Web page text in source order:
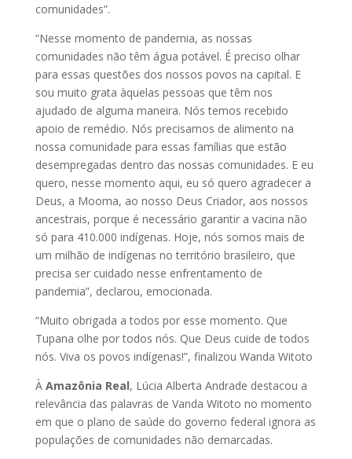
comunidades”.
“Nesse momento de pandemia, as nossas
comunidades não têm água potável. É preciso olhar
para essas questões dos nossos povos na capital. E
sou muito grata àquelas pessoas que têm nos
ajudado de alguma maneira. Nós temos recebido
apoio de remédio. Nós precisamos de alimento na
nossa comunidade para essas famílias que estão
desempregadas dentro das nossas comunidades. E eu
quero, nesse momento aqui, eu só quero agradecer a
Deus, a Mooma, ao nosso Deus Criador, aos nossos
ancestrais, porque é necessário garantir a vacina não
só para 410.000 indígenas. Hoje, nós somos mais de
um milhão de indígenas no território brasileiro, que
precisa ser cuidado nesse enfrentamento de
pandemia”, declarou, emocionada.
“Muito obrigada a todos por esse momento. Que
Tupana olhe por todos nós. Que Deus cuide de todos
nós. Viva os povos indígenas!”, finalizou Wanda Witoto
À Amazônia Real, Lúcia Alberta Andrade destacou a
relevância das palavras de Vanda Witoto no momento
em que o plano de saúde do governo federal ignora as
populações de comunidades não demarcadas.